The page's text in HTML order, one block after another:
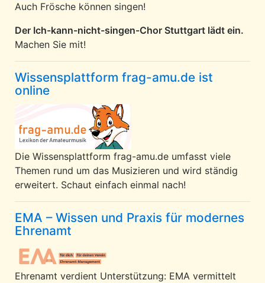
Auch Frösche können singen!
Der Ich-kann-nicht-singen-Chor Stuttgart lädt ein.
Machen Sie mit!
Wissensplattform frag-amu.de ist
online
Die Wissensplattform frag-amu.de umfasst viele
Themen rund um das Musizieren und wird ständig
erweitert. Schaut einfach einmal nach!
EMA – Wissen und Praxis für modernes
Ehrenamt
Ehrenamt verdient Unterstützung: EMA vermittelt